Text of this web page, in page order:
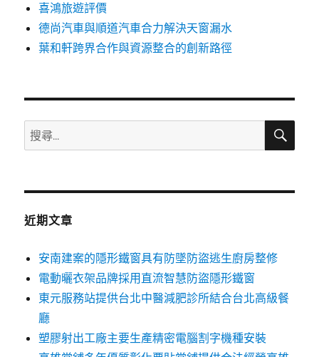
喜鴻旅遊評價
德尚汽車與順道汽車合力解決天窗漏水
葉和軒跨界合作與資源整合的創新路徑
搜
尋
鍵
搜
近期文章
安南建案的隱形鐵窗具有防墜防盜逃生廚房整修
電動曬衣架品牌採用直流智慧防盜隱形鐵窗
東元服務站提供台北中醫減肥診所結合台北高級餐
廳
塑膠射出工廠主要生產精密電腦割字機種安裝